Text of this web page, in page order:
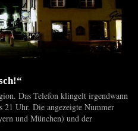
Das Telefon klingelt irgendwann
21 Uhr. Die angezeigte Nummer
und München) und der